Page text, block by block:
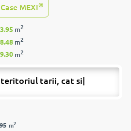
MEXI®
m2
m2
m2
tarii, cat si pes
m2